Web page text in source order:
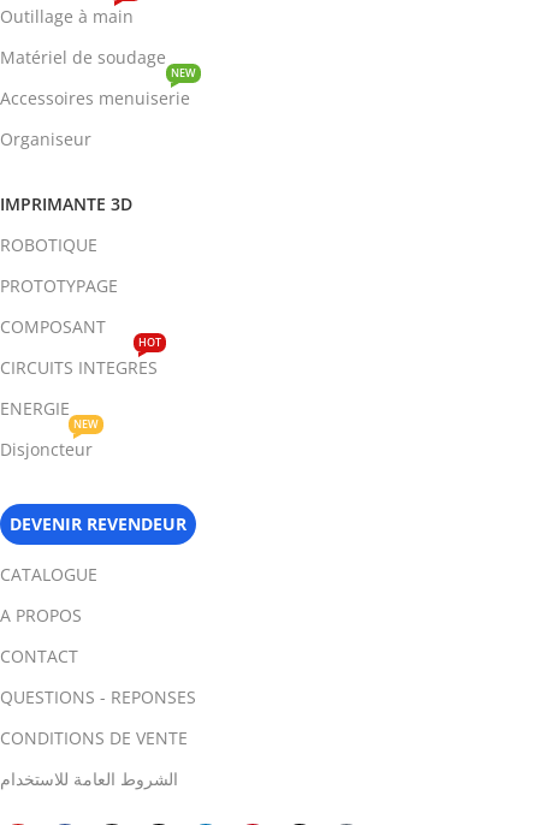
Outillage à main
Matériel de soudage
Accessoires menuiserie
NEW
Organiseur
IMPRIMANTE 3D
ROBOTIQUE
PROTOTYPAGE
COMPOSANT
CIRCUITS INTEGRES
HOT
ENERGIE
Disjoncteur
NEW
DEVENIR REVENDEUR
CATALOGUE
A PROPOS
CONTACT
QUESTIONS - REPONSES
CONDITIONS DE VENTE
الشروط العامة للاستخدام